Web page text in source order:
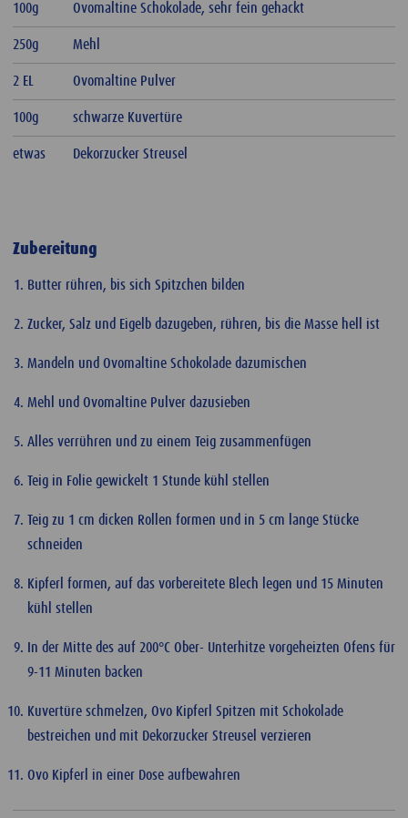
100g Ovomaltine Schokolade, sehr fein gehackt
250g Mehl
2 EL Ovomaltine Pulver
100g schwarze Kuvertüre
etwas Dekorzucker Streusel
Zubereitung
Butter rühren, bis sich Spitzchen bilden
Zucker, Salz und Eigelb dazugeben, rühren, bis die Masse hell ist
Mandeln und Ovomaltine Schokolade dazumischen
Mehl und Ovomaltine Pulver dazusieben
Alles verrühren und zu einem Teig zusammenfügen
Teig in Folie gewickelt 1 Stunde kühl stellen
Teig zu 1 cm dicken Rollen formen und in 5 cm lange Stücke
schneiden
Kipferl formen, auf das vorbereitete Blech legen und 15 Minuten
kühl stellen
In der Mitte des auf 200°C Ober- Unterhitze vorgeheizten Ofens für
9-11 Minuten backen
Kuvertüre schmelzen, Ovo Kipferl Spitzen mit Schokolade
bestreichen und mit Dekorzucker Streusel verzieren
Ovo Kipferl in einer Dose aufbewahren